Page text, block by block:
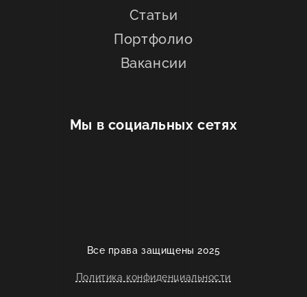
Мы в социальных сетях
Статьи
Портфолио
Вакансии
Все права защищены 2025
Политика конфиденциальности